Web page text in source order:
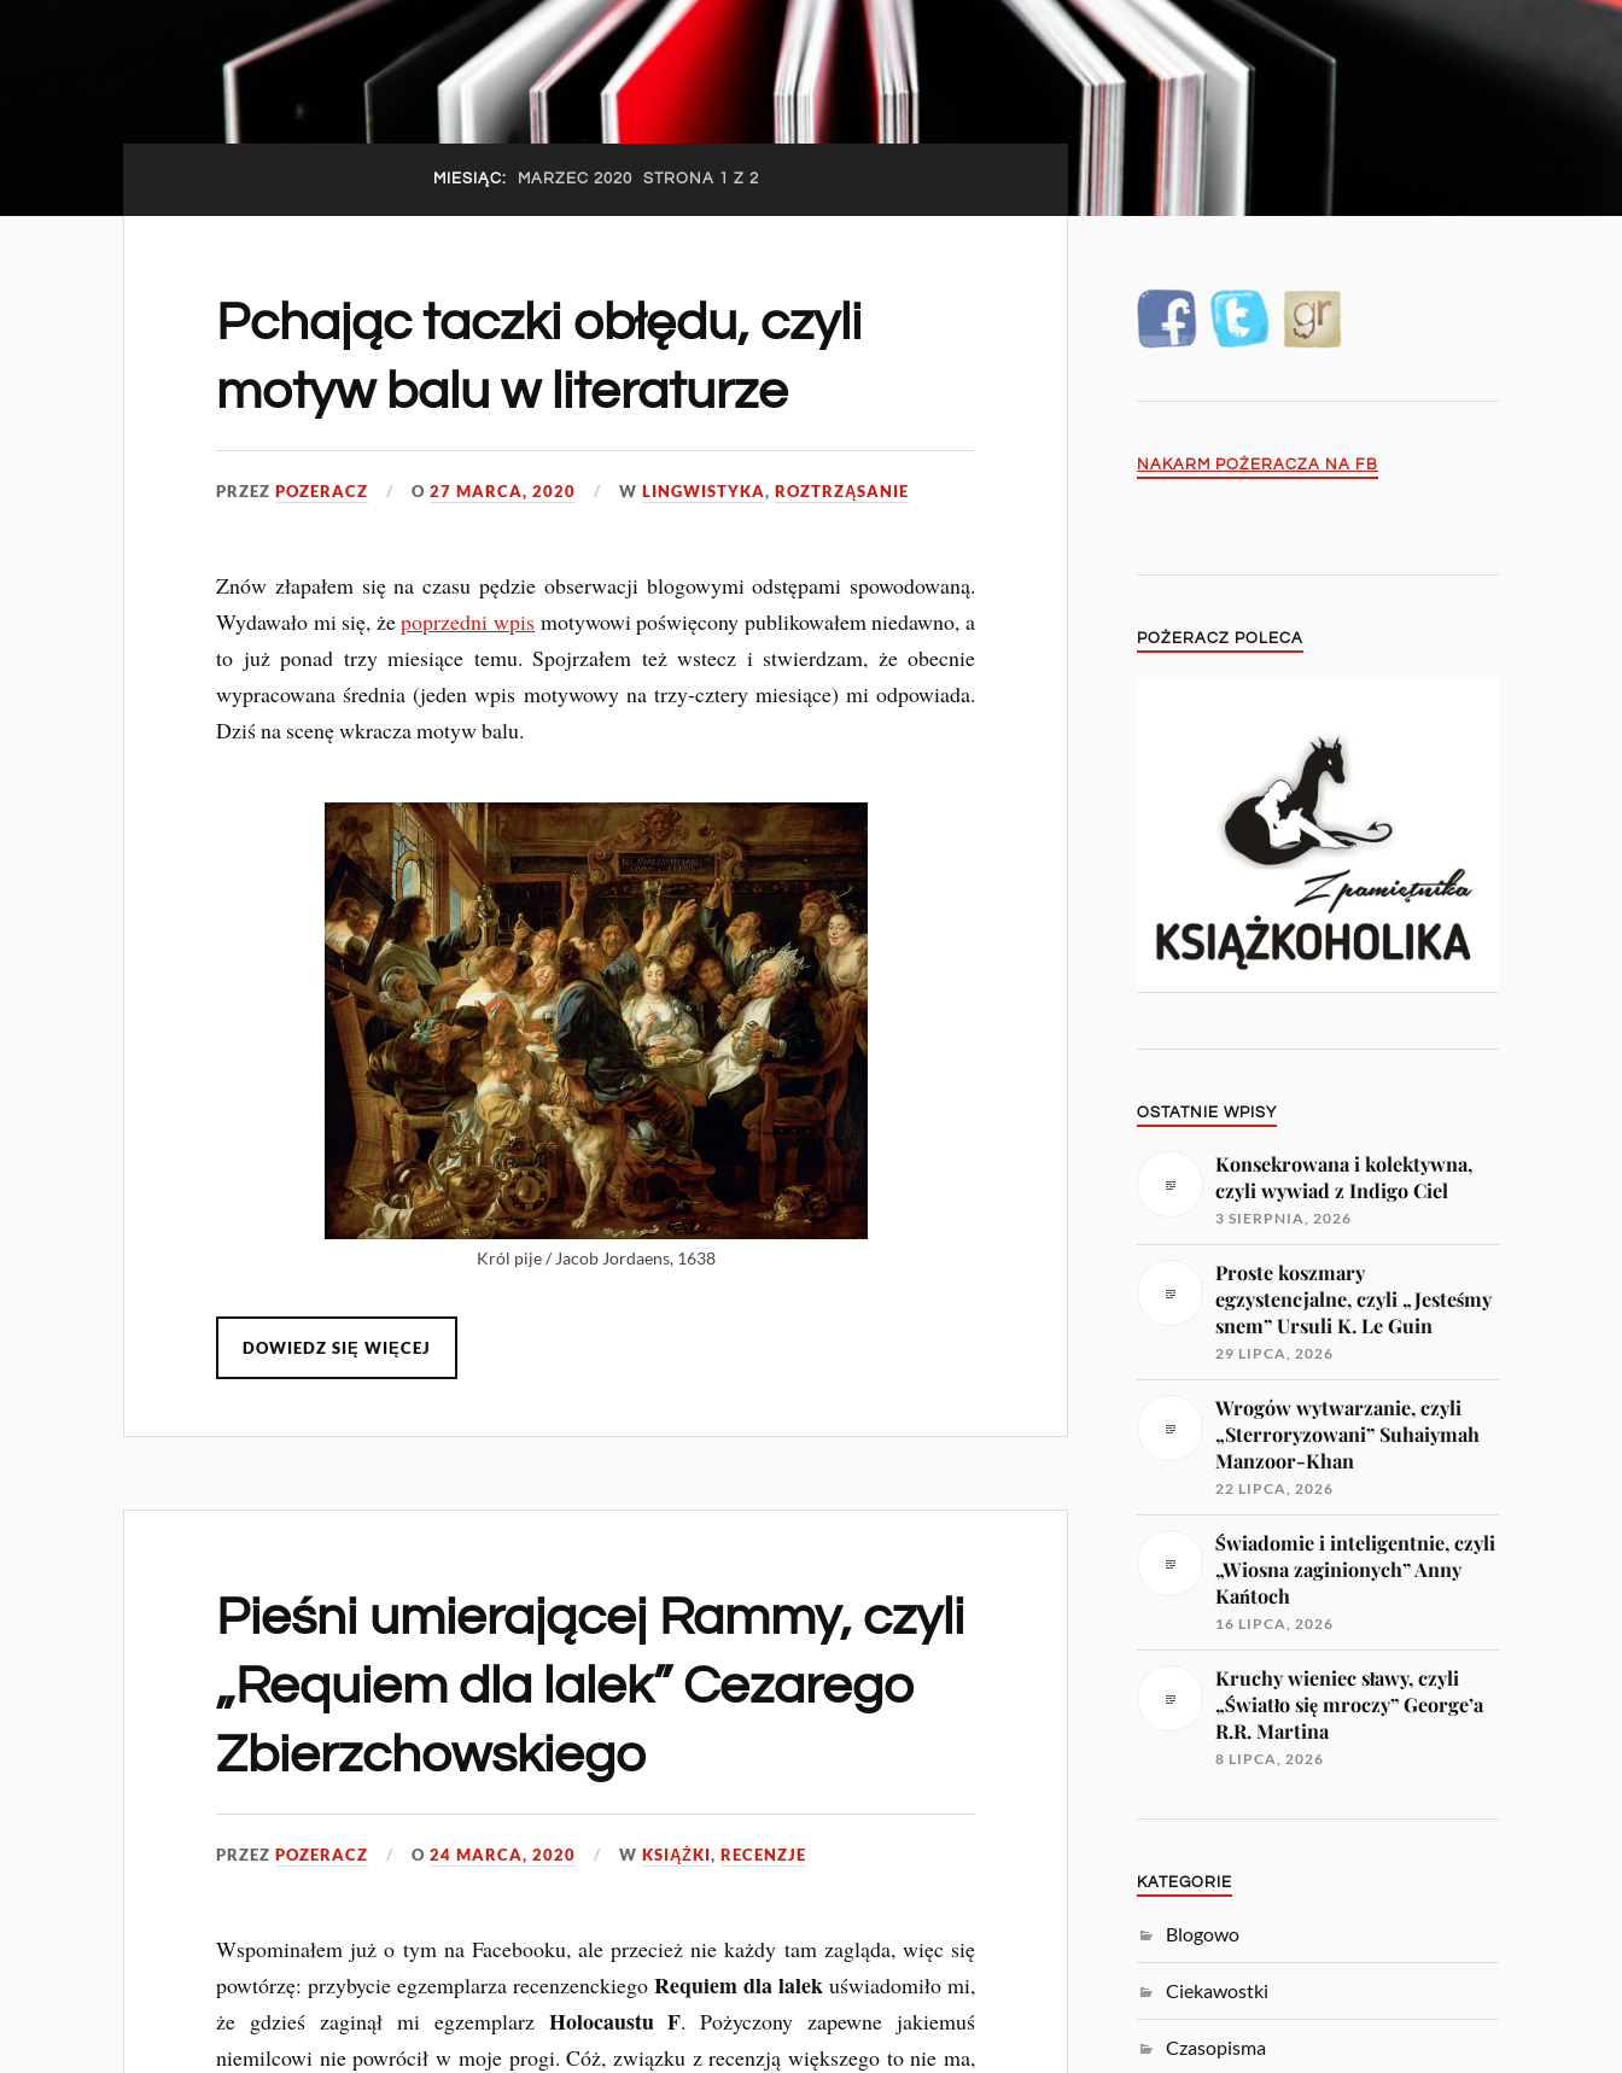
MIESIĄC: MARZEC 2020 STRONA 1 Z 2
Pchając taczki obłędu, czyli
motyw balu w literaturze
PRZEZPOZERACZ O27 MARCA, 2020 WLINGWISTYKA,ROZTRZĄSANIE
Znów złapałem się na czasu pędzie obserwacji blogowymi odstępami spowodowaną.
Wydawało mi się, żepoprzedni wpis motywowi poświęcony publikowałem niedawno, a
to już ponad trzy miesiące temu. Spojrzałem też wstecz i stwierdzam, że obecnie
wypracowana średnia (jeden wpis motywowy na trzy-cztery miesiące) mi odpowiada.
Dziś na scenę wkracza motyw balu.
Król pije / Jacob Jordaens, 1638
DOWIEDZ SIĘ WIĘCEJ
Pieśni umierającej Rammy, czyli
„Requiem dla lalek” Cezarego
Zbierzchowskiego
PRZEZPOZERACZ O24 MARCA, 2020 WKSIĄŻKI,RECENZJE
Wspominałem już o tym na Facebooku, ale przecież nie każdy tam zagląda, więc się
powtórzę: przybycie egzemplarza recenzenckiegoRequiem dla lalek uświadomiło mi,
że gdzieś zaginął mi egzemplarz Holocaustu F. Pożyczony zapewne jakiemuś
niemilcowi nie powrócił w moje progi. Cóż, związku z recenzją większego to nie ma,
NAKARM POŻERACZA NA FB
POŻERACZ POLECA
OSTATNIE WPISY
Konsekrowana i kolektywna,
czyli wywiad z Indigo Ciel
3 SIERPNIA, 2026
Proste koszmary
egzystencjalne, czyli „Jesteśmy
snem” Ursuli K. Le Guin
29 LIPCA, 2026
Wrogów wytwarzanie, czyli
„Sterroryzowani” Suhaiymah
Manzoor-Khan
22 LIPCA, 2026
Świadomie i inteligentnie, czyli
„Wiosna zaginionych” Anny
Kańtoch
16 LIPCA, 2026
Kruchy wieniec sławy, czyli
„Światło się mroczy” George’a
R.R. Martina
8 LIPCA, 2026
KATEGORIE
Blogowo
Ciekawostki
Czasopisma